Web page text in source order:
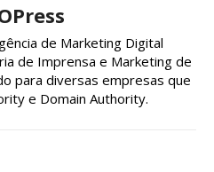
de Marketing Digital
de Imprensa e Marketing de
para diversas empresas que
e Domain Authority.